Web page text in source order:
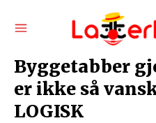
Byggetabber
er ikke så
LOGISK